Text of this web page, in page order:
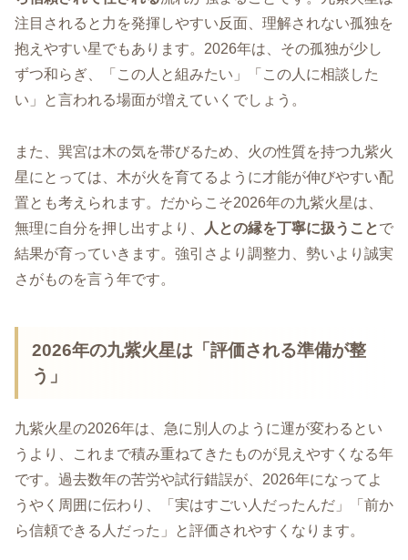
注目されると力を発揮しやすい反面、理解されない孤独を
抱えやすい星でもあります。2026年は、その孤独が少し
ずつ和らぎ、「この人と組みたい」「この人に相談した
い」と言われる場面が増えていくでしょう。
また、巽宮は木の気を帯びるため、火の性質を持つ九紫火
星にとっては、木が火を育てるように才能が伸びやすい配
置とも考えられます。だからこそ2026年の九紫火星は、
無理に自分を押し出すより、
人との縁を丁寧に扱うことで
結果が育っていきます。強引さより調整力、勢いより誠実
さがものを言う年です。
2026年の九紫火星は「評価される準備が整
う」
九紫火星の2026年は、急に別人のように運が変わるとい
うより、これまで積み重ねてきたものが見えやすくなる年
です。過去数年の苦労や試行錯誤が、2026年になってよ
うやく周囲に伝わり、「実はすごい人だったんだ」「前か
ら信頼できる人だった」と評価されやすくなります。